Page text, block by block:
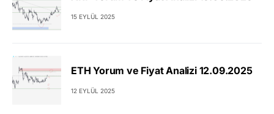
15 EYLÜL 2025
ETH Yorum ve Fiyat Analizi 12.09.2025
12 EYLÜL 2025